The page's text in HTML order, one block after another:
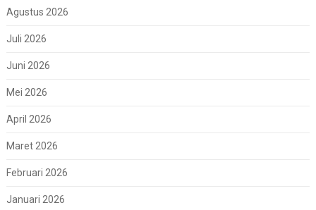
Agustus 2026
Juli 2026
Juni 2026
Mei 2026
April 2026
Maret 2026
Februari 2026
Januari 2026